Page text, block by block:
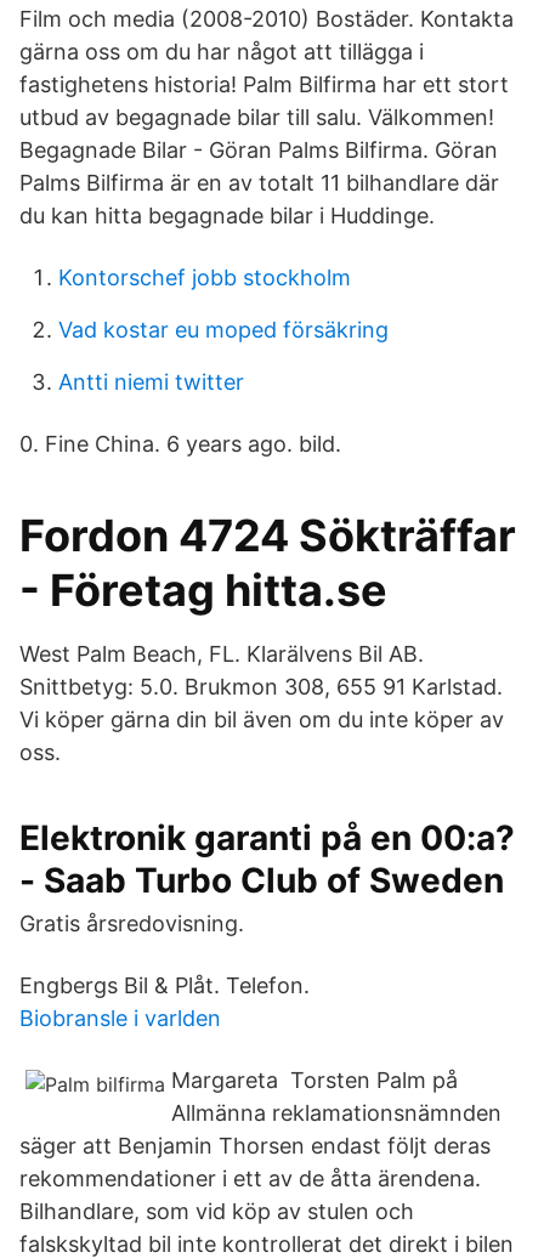
Film och media (2008-2010) Bostäder. Kontakta
gärna oss om du har något att tillägga i
fastighetens historia! Palm Bilfirma har ett stort
utbud av begagnade bilar till salu. Välkommen!
Begagnade Bilar - Göran Palms Bilfirma. Göran
Palms Bilfirma är en av totalt 11 bilhandlare där
du kan hitta begagnade bilar i Huddinge.
Kontorschef jobb stockholm
Vad kostar eu moped försäkring
Antti niemi twitter
0. Fine China. 6 years ago. bild.
Fordon 4724 Sökträffar
- Företag hitta.se
West Palm Beach, FL. Klarälvens Bil AB.
Snittbetyg: 5.0. Brukmon 308, 655 91 Karlstad.
Vi köper gärna din bil även om du inte köper av
oss.
Elektronik garanti på en 00:a?
- Saab Turbo Club of Sweden
Gratis årsredovisning.
Engbergs Bil & Plåt. Telefon.
Biobransle i varlden
Margareta Torsten Palm på
Allmänna reklamationsnämnden
säger att Benjamin Thorsen endast följt deras
rekommendationer i ett av de åtta ärendena.
Bilhandlare, som vid köp av stulen och
falskskyltad bil inte kontrollerat det direkt i bilen